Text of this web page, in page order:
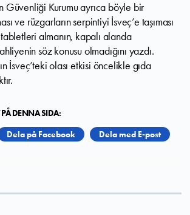
Güvenliği Kurumu ayrıca böyle bir
ve rüzgarların serpintiyi İsveç’e taşıması
almanın, kapalı alanda
söz konusu olmadığını yazdı.
İsveç’teki olası etkisi öncelikle gıda
PÅ DENNA SIDA:
Dela på Facebook Dela med E-post